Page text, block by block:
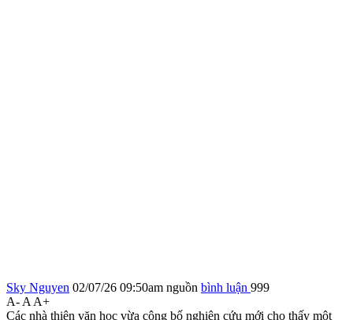
Sky Nguyen 02/07/26 09:50am nguồn bình luận 999
A- A A+
Các nhà thiên văn học vừa công bố nghiên cứu mới cho thấy một